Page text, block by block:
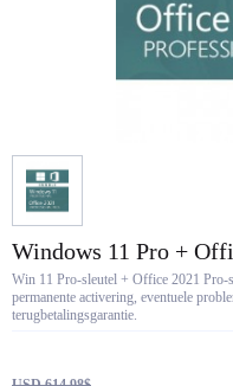
Windows 11 Pro +
Win 11 Pro-sleutel + Office 2021
permanente activering, eventuele
terugbetalingsgarantie.